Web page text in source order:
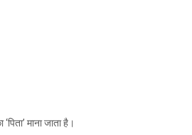
माना जाता है।